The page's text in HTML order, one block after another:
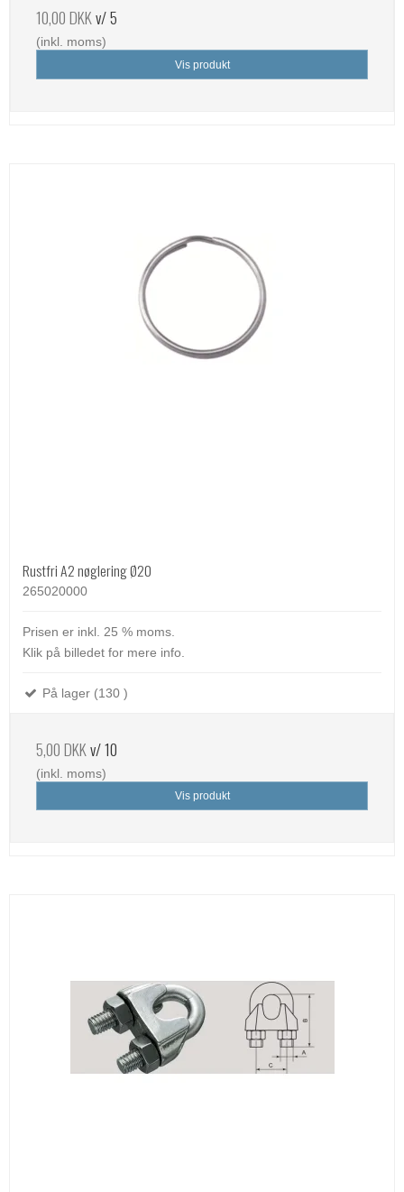
10,00 DKKv/ 5
(inkl. moms)
Vis produkt
Rustfri A2 nøglering Ø20
265020000
Prisen er inkl. 25 % moms.
Klik på billedet for mere info.
På lager (130 )
5,00 DKKv/ 10
(inkl. moms)
Vis produkt